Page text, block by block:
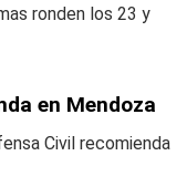
ronden los 23 y
en Mendoza
Civil recomienda